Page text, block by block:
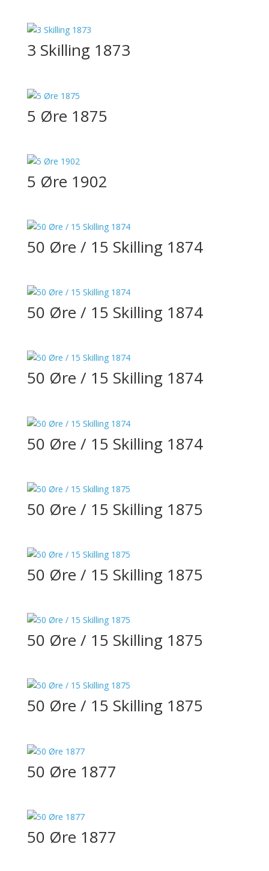
3 Skilling 1873
5 Øre 1875
5 Øre 1902
50 Øre / 15 Skilling 1874
50 Øre / 15 Skilling 1874
50 Øre / 15 Skilling 1874
50 Øre / 15 Skilling 1874
50 Øre / 15 Skilling 1875
50 Øre / 15 Skilling 1875
50 Øre / 15 Skilling 1875
50 Øre / 15 Skilling 1875
50 Øre 1877
50 Øre 1877